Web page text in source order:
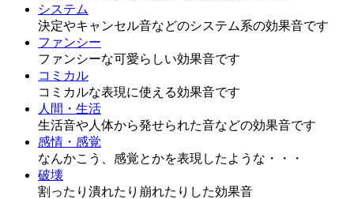
システム
決定やキャンセル音などのシステム系の効果音です
ファンシー
ファンシーな可愛らしい効果音です
コミカル
コミカルな表現に使える効果音です
人間・生活
生活音や人体から発せられた音などの効果音です
感情・感覚
なんかこう、感覚とかを表現したような・・・
破壊
割ったり潰れたり崩れたりした効果音